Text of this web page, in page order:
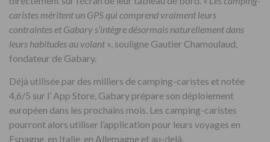
caristes méritent un GPS qui comprend vraiment leurs
contraintes et Gabary s’intègre désormais naturellement dans
leurs habitudes au volant», souligne Gautier Chamoulaud,
fondateur de Gabary.
Déjà utilisée par des milliers de camping-caristes et notée
4,6/5 sur l’ App Store, Gabary prépare son déploiement
européen dans les prochains mois. Les camping-caristes
pourront alors utiliser l’application pour leurs voyages en
Espagne, en Italie, en Allemagne et au-delà.